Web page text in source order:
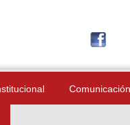
Comunicación